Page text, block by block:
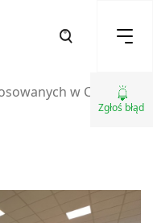
Zgłoś błąd
w Chełmie